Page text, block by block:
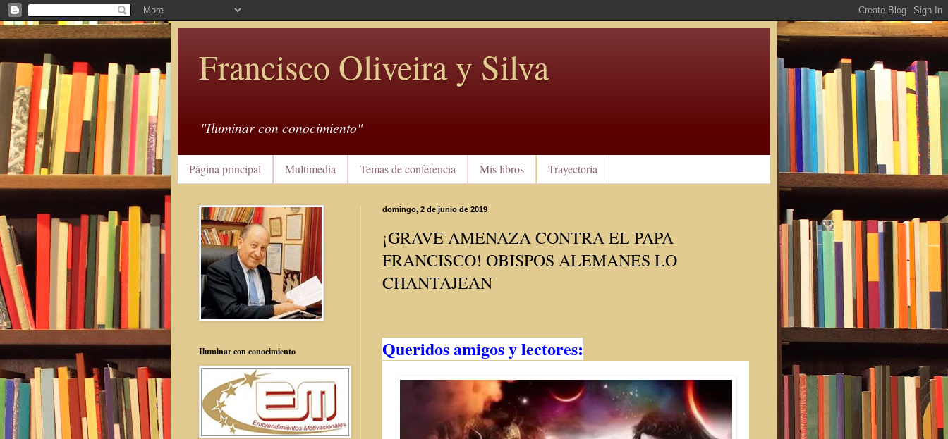
Francisco Oliveira y Silva
"Iluminar con conocimiento"
Página principal Multimedia Temas de conferencia Mis libros Trayectoria
domingo, 2 de junio de 2019
¡GRAVE AMENAZA CONTRA EL PAPA
FRANCISCO! OBISPOS ALEMANES LO
CHANTAJEAN
Queridos amigos y lectores:
Iluminar con conocimiento